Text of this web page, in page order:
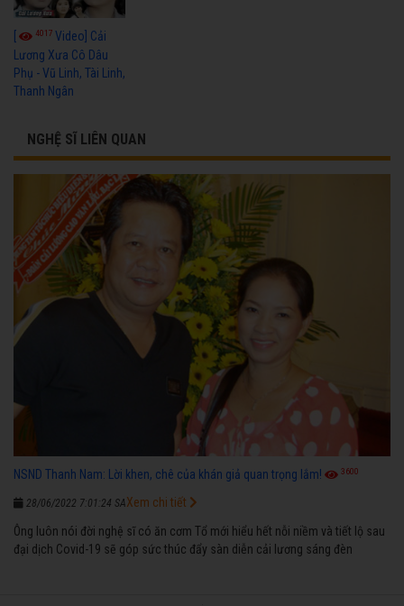
[ 4017 Video] Cải
Lương Xưa Cô Dâu
Phụ - Vũ Linh, Tài Linh,
Thanh Ngân
NGHỆ SĨ LIÊN QUAN
NSND Thanh Nam: Lời khen, chê của khán giả quan trọng lắm! 3600
28/06/2022 7:01:24 SA
Ông luôn nói đời nghệ sĩ có ăn cơm Tổ mới hiểu hết nỗi niềm và tiết lộ sau
đại dịch Covid-19 sẽ góp sức thúc đẩy sàn diễn cải lương sáng đèn
Xem chi tiết